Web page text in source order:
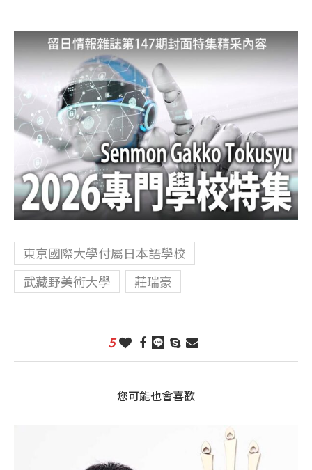
東京國際大學付屬日本語學校
武藏野美術大學
莊瑞豪
5
您可能也會喜歡